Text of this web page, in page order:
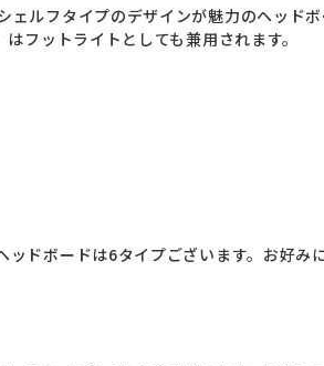
ェルフタイプのデザインが魅力のヘッド
フットライトとしても兼用されます。
ドボードは6タイプございます。お好み